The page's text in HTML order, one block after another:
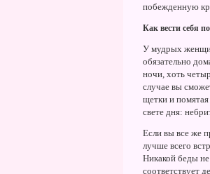
побежденную
Как вести себя
У мудрых
обязательно
ночи, хоть
случае вы
щетки и
свете дня:
Если вы все же
лучше всего
Никакой беды
соответствует